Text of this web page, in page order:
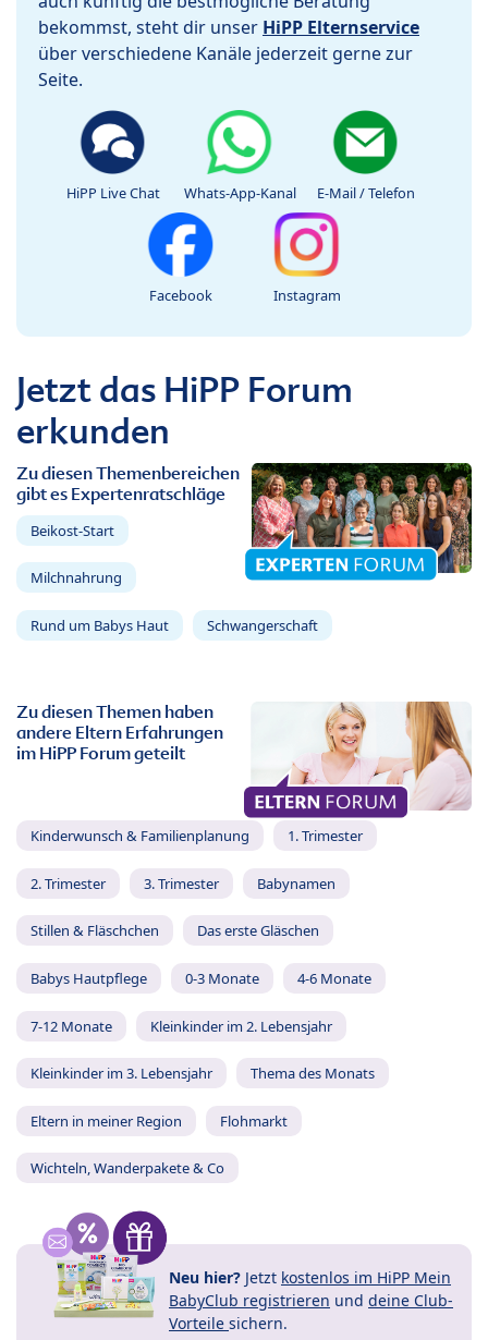
bekommst, steht dir unser HiPP Elternservice
über verschiedene Kanäle jederzeit gerne zur
Seite.
HiPP Live Chat Whats-App-Kanal E-Mail / Telefon
Facebook Instagram
Jetzt das HiPP Forum
erkunden
Zu diesen Themenbereichen
gibt es Expertenratschläge
Beikost-Start
Milchnahrung
Rund um Babys Haut Schwangerschaft
Zu diesen Themen haben
andere Eltern Erfahrungen
im HiPP Forum geteilt
Kinderwunsch & Familienplanung 1. Trimester
2. Trimester 3. Trimester Babynamen
Stillen & Fläschchen Das erste Gläschen
Babys Hautpflege 0-3 Monate 4-6 Monate
7-12 Monate Kleinkinder im 2. Lebensjahr
Kleinkinder im 3. Lebensjahr Thema des Monats
Eltern in meiner Region Flohmarkt
Wichteln, Wanderpakete & Co
Neu hier? Jetzt kostenlos im HiPP Mein
BabyClub registrieren und deine Club-
Vorteile sichern.